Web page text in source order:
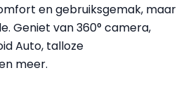
en gebruiksgemak, maar
Geniet van 360° camera,
Auto, talloze
meer.